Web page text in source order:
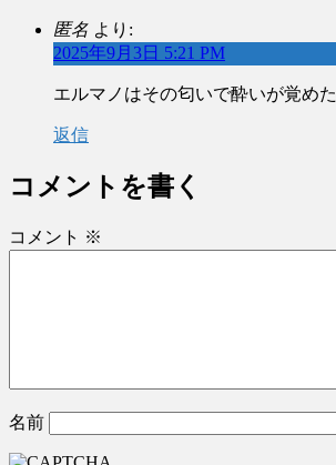
匿名 より:
2025年9月3日 5:21 PM
エルマノはその匂いで酔いが覚めた
返信
コメントを書く
コメント ※
名前